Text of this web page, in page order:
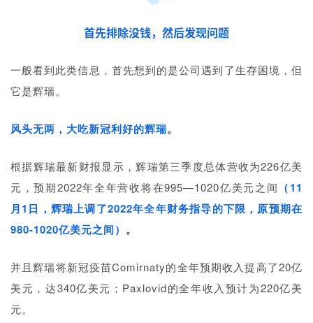
首先排除没钱，然后发现问题
一般看到此类信息，首先想到的是公司遇到了生存困境，但
它是辉瑞。
风头无两，大吃新冠利好的辉瑞。
根据辉瑞最新财报显示，辉瑞第三季度总体营收为226亿美
元，预期2022年全年营收将在995—1020亿美元之间 （11
月1日，辉瑞上调了2022年全年财务指导的下限，原预期在
980-1020亿美元之间） 。
并且辉瑞将新冠疫苗Comirnaty的全年预期收入提高了20亿
美元，达340亿美元；Paxlovid的全年收入预计为220亿美
元。